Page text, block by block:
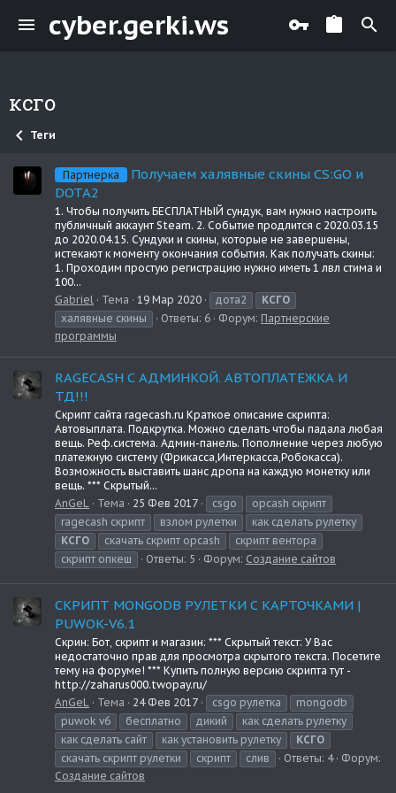
cyber.gerki.ws
ксго
Теги
Партнерка
Получаем халявные скины CS:GO и
DOTA2
1. Чтобы получить БЕСПЛАТНЫЙ сундук, вам нужно настроить
публичный аккаунт Steam. 2. Событие продлится с 2020.03.15
до 2020.04.15. Сундуки и скины, которые не завершены,
истекают к моменту окончания события. Как получать скины:
1. Проходим простую регистрацию нужно иметь 1 лвл стима и
100...
Gabriel
Тема 19 Мар 2020 дота2
КСГО
халявные скины
Ответы: 6 Форум: Партнерские
программы
RAGECASH С АДМИНКОЙ. АВТОПЛАТЕЖКА И
ТД!!!
Скрипт сайта ragecash.ru Краткое описание скрипта:
Автовыплата. Подкрутка. Можно сделать чтобы падала любая
вещь. Реф.система. Админ-панель. Пополнение через любую
платежную систему (Фрикасса,Интеркасса,Робокасса).
Возможность выставить шанс дропа на каждую монетку или
вещь. *** Скрытый...
AnGeL
Тема 25 Фев 2017 csgo
opcash скрипт
ragecash скрипт
взлом рулетки
как сделать рулетку
КСГО
скачать скрипт opcash
скрипт вентора
скрипт опкеш
Ответы: 5 Форум: Создание сайтов
СКРИПТ MONGODB РУЛЕТКИ С КАРТОЧКАМИ |
PUWOK-V6.1
Скрин: Бот, скрипт и магазин: *** Скрытый текст: У Вас
недостаточно прав для просмотра скрытого текста. Посетите
тему на форуме! *** Купить полную версию скрипта тут -
http://zaharus000.twopay.ru/
AnGeL
Тема 24 Фев 2017 csgo рулетка
mongodb
puwok v6
бесплатно дикий
как сделать рулетку
как сделать сайт
как установить рулетку
КСГО
скачать скрипт рулетки
скрипт слив Ответы: 4
Форум:
Создание сайтов